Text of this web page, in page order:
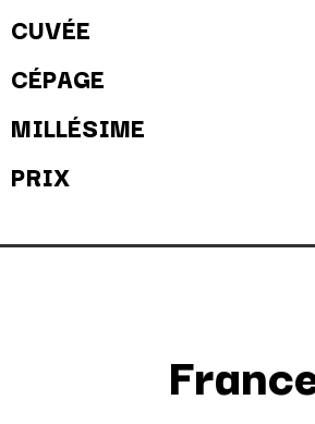
CUVÉE
CÉPAGE
MILLÉSIME
PRIX